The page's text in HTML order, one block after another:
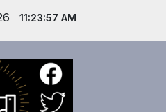
11:23:58 AM